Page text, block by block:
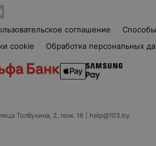
соглашение
cookie Обработка персональных
Толбухина, 2, пом. 16 | help@103.by